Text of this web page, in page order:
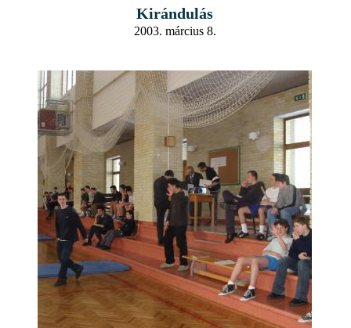
Kirándulás
2003. március 8.